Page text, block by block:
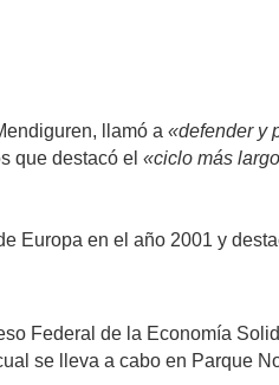
llamó a «defender y
que destacó el «ciclo más
Europa en el año 2001 y
Federal de la Economía
se lleva a cabo en Parque